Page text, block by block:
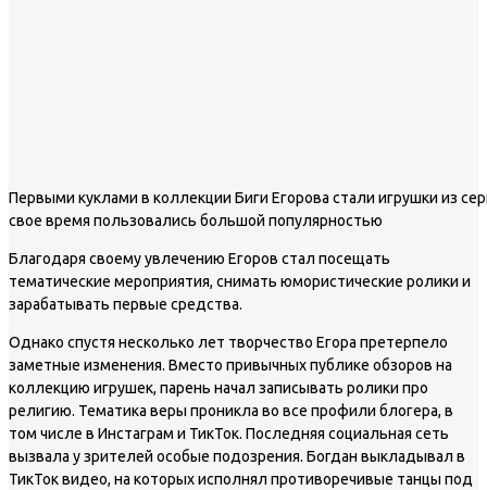
Первыми куклами в коллекции Биги Егорова стали игрушки из
свое время пользовались большой популярностью
Благодаря своему увлечению Егоров стал посещать
тематические мероприятия, снимать юмористические ролики и
зарабатывать первые средства.
Однако спустя несколько лет творчество Егора претерпело
заметные изменения. Вместо привычных публике обзоров на
коллекцию игрушек, парень начал записывать ролики про
религию. Тематика веры проникла во все профили блогера, в
том числе в Инстаграм и ТикТок. Последняя социальная сеть
вызвала у зрителей особые подозрения. Богдан выкладывал в
ТикТок видео, на которых исполнял противоречивые танцы под